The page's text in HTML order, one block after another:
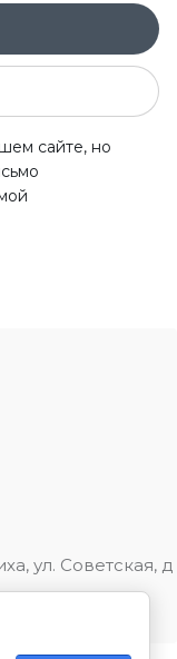
сайте, но
ул. Советская, д